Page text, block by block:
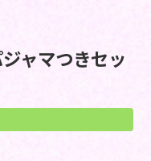
ャマつきセッ